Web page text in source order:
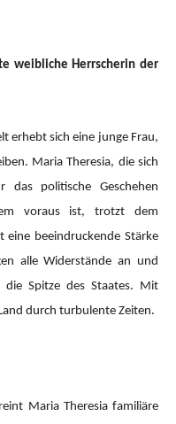
weibliche Herrscherin der
erhebt sich eine junge Frau,
Maria Theresia, die sich
politische Geschehen
voraus ist, trotzt dem
eine beeindruckende Stärke
alle Widerstände an und
die Spitze des Staates. Mit
durch turbulente Zeiten.
Maria Theresia familiäre